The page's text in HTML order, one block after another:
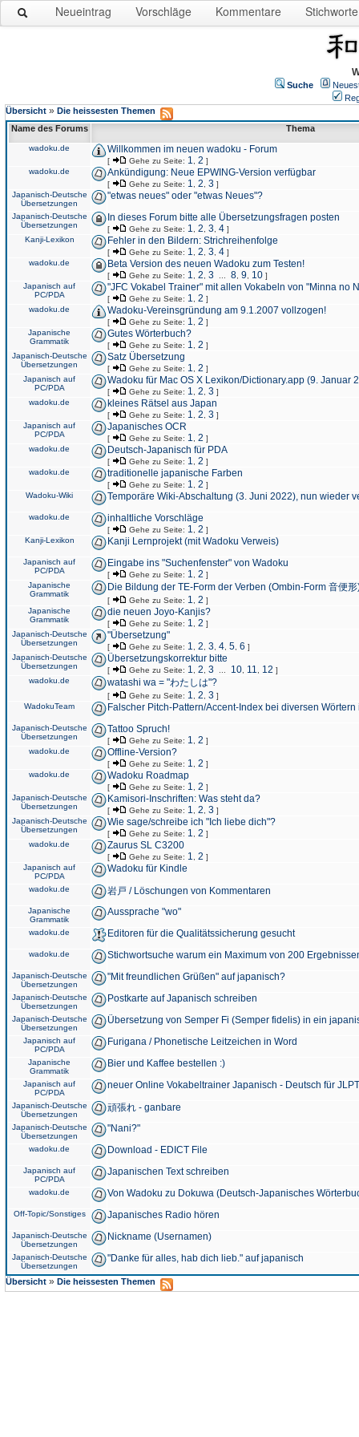
Neueintrag Vorschläge Kommentare Stichworte
Suche
Übersicht » Die heissesten Themen
Name des Forums
Thema
wadoku.de Willkommen im neuen wadoku - Forum
[ Gehe zu Seite: 1 2 ]
wadoku.de
Ankündigung: Neue EPWING-Version verfügbar
[ Gehe zu Seite: 1 2 3 ]
Japanisch-Deutsche
Übersetzungen
"etwas neues" oder "etwas Neues"?
Japanisch-Deutsche
Übersetzungen
In dieses Forum bitte alle Übersetzungsfragen posten
[ Gehe zu Seite: 1 2 3 4 ]
Kanji-Lexikon
Fehler in den Bildern: Strichreihenfolge
[ Gehe zu Seite: 1 2 3 4 ]
wadoku.de
Beta Version des neuen Wadoku zum Testen!
[ Gehe zu Seite: 1 2 3 8 9 10 ]
Japanisch auf
PC/PDA
"JFC Vokabel Trainer" mit allen Vokabeln von "Minna no
[ Gehe zu Seite: 1 2 ]
wadoku.de
Wadoku-Vereinsgründung am 9.1.2007 vollzogen!
[ Gehe zu Seite: 1 2 ]
Japanische
Grammatik
Gutes Wörterbuch?
[ Gehe zu Seite: 1 2 ]
Japanisch-Deutsche
Übersetzungen
Satz Übersetzung
[ Gehe zu Seite: 1 2 ]
Japanisch auf
PC/PDA
Wadoku für Mac OS X Lexikon/Dictionary.app (9. Januar
[ Gehe zu Seite: 1 2 3 ]
wadoku.de
kleines Rätsel aus Japan
[ Gehe zu Seite: 1 2 3 ]
Japanisch auf
PC/PDA
Japanisches OCR
[ Gehe zu Seite: 1 2 ]
wadoku.de
Deutsch-Japanisch für PDA
[ Gehe zu Seite: 1 2 ]
wadoku.de
traditionelle japanische Farben
[ Gehe zu Seite: 1 2 ]
Wadoku-Wiki
Temporäre Wiki-Abschaltung (3. Juni 2022), nun wieder
wadoku.de inhaltliche Vorschläge
[ Gehe zu Seite: 1 2 ]
Kanji-Lexikon
Kanji Lernprojekt (mit Wadoku Verweis)
Japanisch auf
PC/PDA
Eingabe ins "Suchenfenster" von Wadoku
[ Gehe zu Seite: 1 2 ]
Japanische
Grammatik
Die Bildung der TE-Form der Verben (Ombin-Form 音便形
[ Gehe zu Seite: 1 2 ]
Japanische
Grammatik
die neuen Joyo-Kanjis?
[ Gehe zu Seite: 1 2 ]
Japanisch-Deutsche
Übersetzungen
"Übersetzung"
[ Gehe zu Seite: 1 2 3 4 5 6 ]
Japanisch-Deutsche
Übersetzungen
Übersetzungskorrektur bitte
[ Gehe zu Seite: 1 2 3 10 11 12 ]
wadoku.de
watashi wa = "わたしは"?
[ Gehe zu Seite: 1 2 3 ]
WadokuTeam
Falscher Pitch-Pattern/Accent-Index bei diversen
Japanisch-Deutsche
Übersetzungen
Tattoo Spruch!
[ Gehe zu Seite: 1 2 ]
wadoku.de
Offline-Version?
[ Gehe zu Seite: 1 2 ]
wadoku.de
Wadoku Roadmap
[ Gehe zu Seite: 1 2 ]
Japanisch-Deutsche
Übersetzungen
Kamisori-Inschriften: Was steht da?
[ Gehe zu Seite: 1 2 3 ]
Japanisch-Deutsche
Übersetzungen
Wie sage/schreibe ich "Ich liebe dich"?
[ Gehe zu Seite: 1 2 ]
wadoku.de
Zaurus SL C3200
[ Gehe zu Seite: 1 2 ]
Japanisch auf
PC/PDA
Wadoku für Kindle
wadoku.de 岩戸 / Löschungen von Kommentaren
Japanische
Grammatik
Aussprache "wo"
wadoku.de Editoren für die Qualitätssicherung gesucht
wadoku.de Stichwortsuche warum ein Maximum von 200
Japanisch-Deutsche
Übersetzungen
"Mit freundlichen Grüßen" auf japanisch?
Japanisch-Deutsche
Übersetzungen
Postkarte auf Japanisch schreiben
Japanisch-Deutsche
Übersetzungen
Übersetzung von Semper Fi (Semper fidelis) in ein
Japanisch auf
PC/PDA
Furigana / Phonetische Leitzeichen in Word
Japanische
Grammatik
Bier und Kaffee bestellen :)
Japanisch auf
PC/PDA
neuer Online Vokabeltrainer Japanisch - Deutsch für
Japanisch-Deutsche
Übersetzungen
頑張れ - ganbare
Japanisch-Deutsche
Übersetzungen
"Nani?"
wadoku.de Download - EDICT File
Japanisch auf
PC/PDA
Japanischen Text schreiben
wadoku.de Von Wadoku zu Dokuwa (Deutsch-Japanisches
Off-Topic/Sonstiges Japanisches Radio hören
Japanisch-Deutsche
Übersetzungen
Nickname (Usernamen)
Japanisch-Deutsche
Übersetzungen
"Danke für alles, hab dich lieb." auf japanisch
Übersicht » Die heissesten Themen